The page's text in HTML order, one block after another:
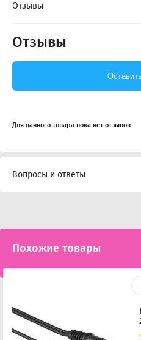
Отзывы
Отзывы
Для данного товара пока нет отзывов
Вопросы и ответы
Похожие товары